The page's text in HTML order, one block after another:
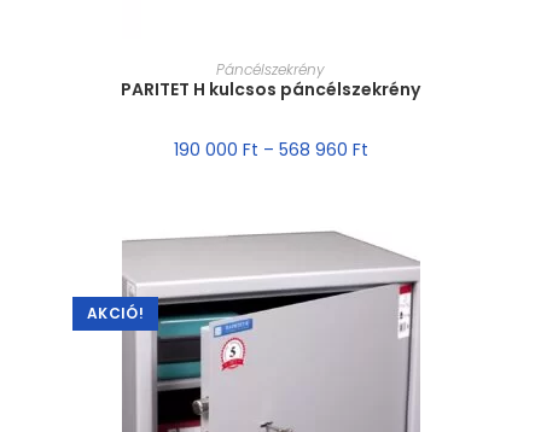
MÉRET VÁLASZTÁSA
Páncélszekrény
PARITET H kulcsos páncélszekrény
190 000 Ft – 568 960 Ft
AKCIÓ!